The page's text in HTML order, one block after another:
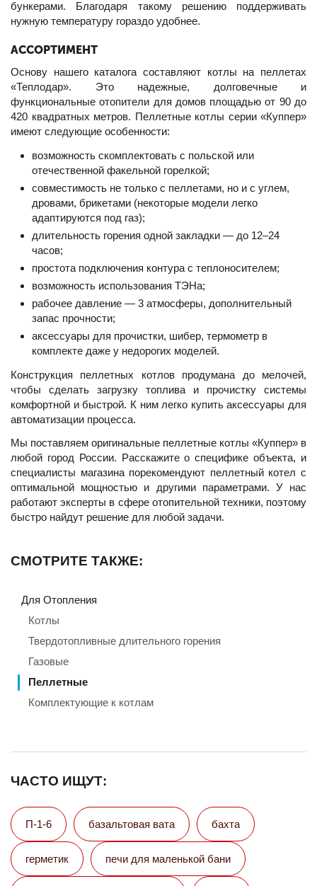
бункерами. Благодаря такому решению поддерживать
нужную температуру гораздо удобнее.
АССОРТИМЕНТ
Основу нашего каталога составляют котлы на пеллетах
«Теплодар». Это надежные, долговечные и
функциональные отопители для домов площадью от 90 до
420 квадратных метров. Пеллетные котлы серии «Куппер»
имеют следующие особенности:
возможность скомплектовать с польской или
отечественной факельной горелкой;
совместимость не только с пеллетами, но и с углем,
дровами, брикетами (некоторые модели легко
адаптируются под газ);
длительность горения одной закладки — до 12–24
часов;
простота подключения контура с теплоносителем;
возможность использования ТЭНа;
рабочее давление — 3 атмосферы, дополнительный
запас прочности;
аксессуары для прочистки, шибер, термометр в
комплекте даже у недорогих моделей.
Конструкция пеллетных котлов продумана до мелочей,
чтобы сделать загрузку топлива и прочистку системы
комфортной и быстрой. К ним легко купить аксессуары для
автоматизации процесса.
Мы поставляем оригинальные пеллетные котлы «Куппер» в
любой город России. Расскажите о специфике объекта, и
специалисты магазина порекомендуют пеллетный котел с
оптимальной мощностью и другими параметрами. У нас
работают эксперты в сфере отопительной техники, поэтому
быстро найдут решение для любой задачи.
СМОТРИТЕ ТАКЖЕ:
Для Отопления
Котлы
Твердотопливные длительного горения
Газовые
Пеллетные
Комплектующие к котлам
ЧАСТО ИЩУТ:
П-1-6 базальтовая вата бахта
герметик печи для маленькой бани